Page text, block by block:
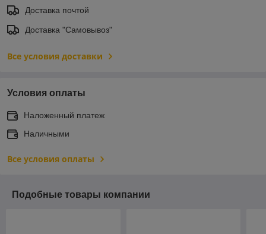
Доставка почтой
Доставка "Самовывоз"
Все условия доставки
Условия оплаты
Наложенный платеж
Наличными
Все условия оплаты
Подобные товары компании